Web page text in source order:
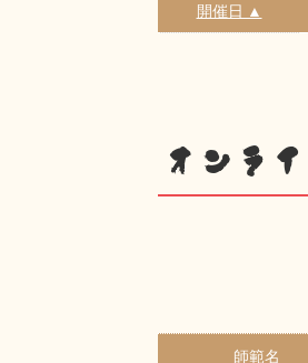
開催日 ▲
オンラ
師範名